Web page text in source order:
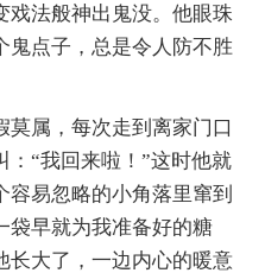
戏法般神出鬼没。他眼珠
鬼点子，总是令人防不胜
属，每次走到离家门口
：“我回来啦！”这时他就
易忽略的小角落里窜到
袋早就为我准备好的糖
长大了，一边内心的暖意